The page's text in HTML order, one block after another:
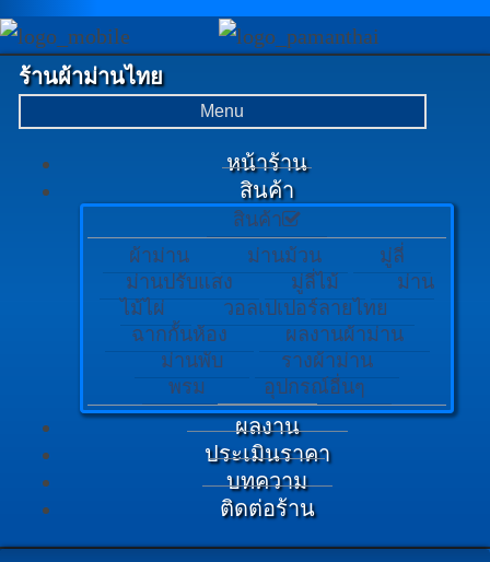
ร้านผ้าม่านไทย
Menu
หน้าร้าน
สินค้า
สินค้า
ผ้าม่าน
ม่านม้วน
มู่ลี่
ม่านปรับแสง
มู่ลี่ไม้
ม่าน
ไม้ไผ่
วอลเปเปอร์ลายไทย
ฉากกั้นห้อง
ผลงานผ้าม่าน
ม่านพับ
รางผ้าม่าน
พรม
อุปกรณ์อื่นๆ
ผลงาน
ประเมินราคา
บทความ
ติดต่อร้าน